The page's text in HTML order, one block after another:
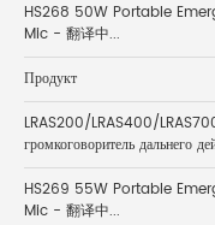
HS268 50W Portable
Mic - 翻译中...
Продукт
LRAS200/LRAS400/
громкоговоритель дальнего
HS269 55W Portable
Mic - 翻译中...